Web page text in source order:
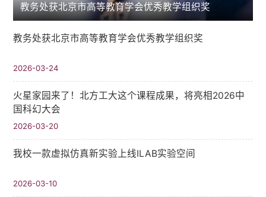
教务处获北京市高等教育学会优秀教学组织奖
教务处获北京市高等教育学会优秀教学组织奖
2026-03-24
火星家园来了！北方工大这个课程成果，将亮相2026中
国科幻大会
2026-03-20
我校一款虚拟仿真新实验上线ILAB实验空间
2026-03-10